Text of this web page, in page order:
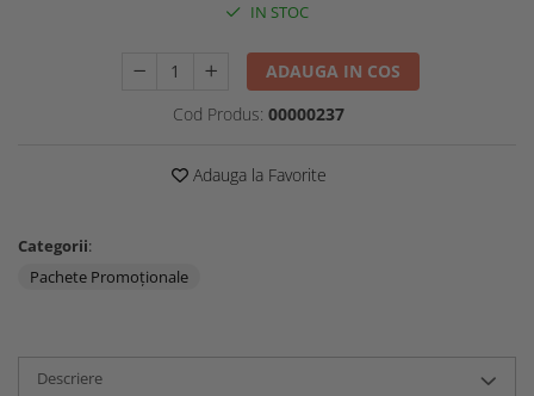
IN STOC
ADAUGA IN COS
Cod Produs: 00000237
Adauga la Favorite
Categorii:
Pachete Promoţionale
Descriere